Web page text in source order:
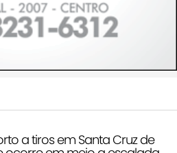
a tiros em Santa Cruz de